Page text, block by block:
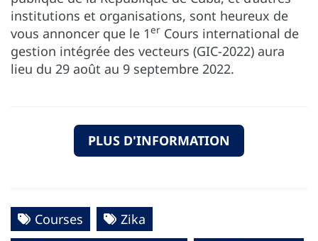
institutions et organisations, sont heureux de
vous annoncer que le 1er Cours international de
gestion intégrée des vecteurs (GIC-2022) aura
lieu du 29 août au 9 septembre 2022.
PLUS D'INFORMATION
Courses
Zika